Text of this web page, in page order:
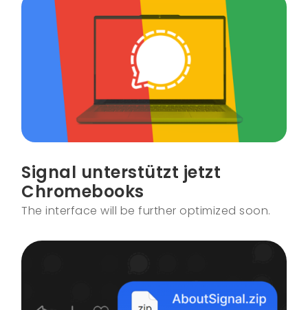
Signal unterstützt jetzt
Chromebooks
The interface will be further optimized soon.